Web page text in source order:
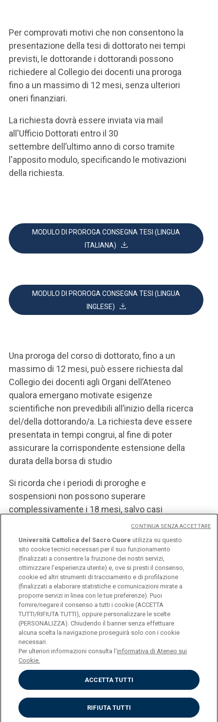
Per comprovati motivi che non consentono la
presentazione della tesi di dottorato nei tempi
previsti, le dottorande i dottorandi possono
richiedere al Collegio dei docenti una proroga
fino a un massimo di 12 mesi, senza ulteriori
oneri finanziari.
La richiesta dovrà essere inviata via mail
all'Ufficio Dottorati entro il 30
settembre dell’ultimo anno di corso tramite
l'apposito modulo, specificando le motivazioni
della richiesta.
MODULO DI PROROGA CONSEGNA TESI (LINGUA
ITALIANA)
MODULO DI PROROGA CONSEGNA TESI (LINGUA
INGLESE)
Una proroga del corso di dottorato, fino a un
massimo di 12 mesi, può essere richiesta dal
Collegio dei docenti agli Organi dell’Ateneo
qualora emergano motivate esigenze
scientifiche non prevedibili all’inizio della ricerca
del/della dottorando/a. La richiesta deve essere
presentata in tempi congrui, al fine di poter
assicurare la corrispondente estensione della
durata della borsa di studio
Si ricorda che i periodi di proroghe e
sospensioni non possono superare
complessivamente i 18 mesi, salvo casi
specifici previsti dalla normativa vigente.
Università Cattolica del Sacro Cuore
Largo A. Gemelli, 1 - 20123 Milano
Privacy
Cookies
Università Cattolica del Sacro Cuore utilizza su questo
sito cookie tecnici necessari per il suo funzionamento
(finalizzati a consentire la fruizione dei nostri servizi,
ottimizzare l'esperienza utente) e, ove si presti il consenso,
cookie ed altri strumenti di tracciamento e di profilazione
(finalizzati a elaborare statistiche e comunicazioni mirate a
proporre servizi in linea con le tue preferenze). Puoi
fornire/negare il consenso a tutti i cookie (ACCETTA
TUTTI/RIFIUTA TUTTI), oppure personalizzare le scelte
(PERSONALIZZA). Chiudendo il banner senza effettuare
alcuna scelta la navigazione proseguirà solo con i cookie
necessari.
Per ulteriori informazioni consulta l'informativa di Ateneo sui
Cookie.
ACCETTA TUTTI
RIFIUTA TUTTI
CONTINUA SENZA ACCETTARE